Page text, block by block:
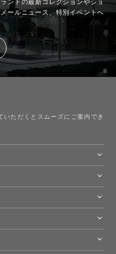
ンドの最新コレクションやショ
ールニュース、特別イベントへ
いただくとスムーズにご案内でき